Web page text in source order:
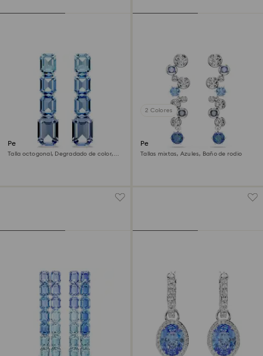
Pendientes Millenia
Talla octogonal, Degradado de color,
2 Colores
Pendientes Constella
Tallas mixtas, Azules, Baño de rodio